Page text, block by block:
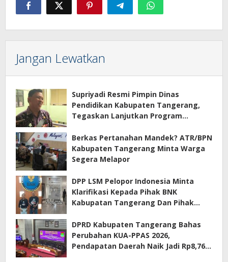
Jangan Lewatkan
Supriyadi Resmi Pimpin Dinas
Pendidikan Kabupaten Tangerang,
Tegaskan Lanjutkan Program
Berkas Pertanahan Mandek? ATR/BPN
Kabupaten Tangerang Minta Warga
Segera Melapor
DPP LSM Pelopor Indonesia Minta
Klarifikasi Kepada Pihak BNK
Kabupatan Tangerang Dan Pihak
Terkait Sewa Kamar Per Jam
DPRD Kabupaten Tangerang Bahas
Perubahan KUA-PPAS 2026,
Pendapatan Daerah Naik Jadi Rp8,76